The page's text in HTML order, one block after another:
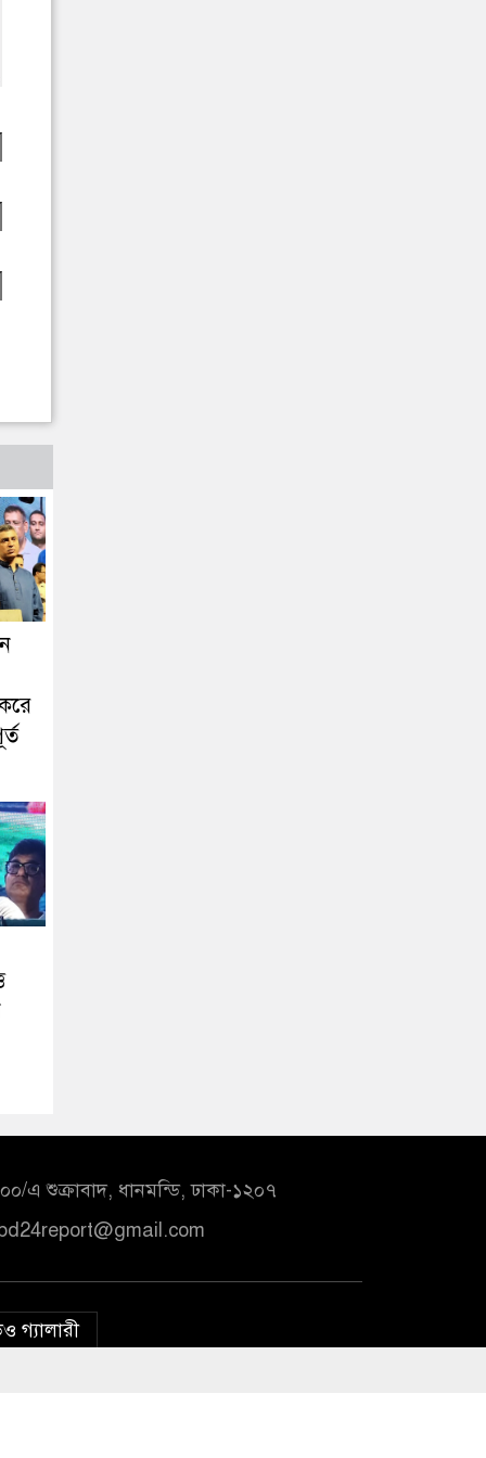
এ শুক্রাবাদ, ধানমন্ডি, ঢাকা-১২০৭
bd24report@gmail.com
গ্যালারী